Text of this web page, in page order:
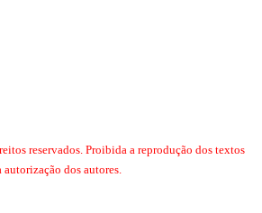
reservados. Proibida a reprodução dos textos
dos autores.